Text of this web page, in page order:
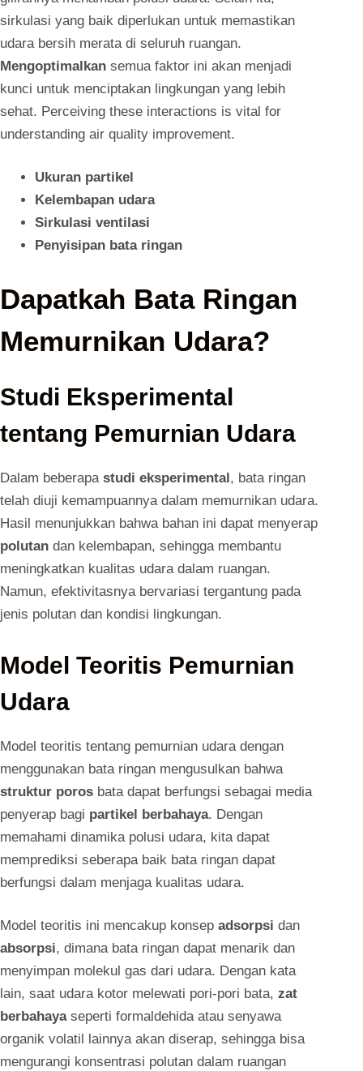
sirkulasi yang baik diperlukan untuk memastikan
udara bersih merata di seluruh ruangan.
Mengoptimalkan semua faktor ini akan menjadi
kunci untuk menciptakan lingkungan yang lebih
sehat. Perceiving these interactions is vital for
understanding air quality improvement.
Ukuran partikel
Kelembapan udara
Sirkulasi ventilasi
Penyisipan bata ringan
Dapatkah Bata Ringan
Memurnikan Udara?
Studi Eksperimental
tentang Pemurnian Udara
Dalam beberapa studi eksperimental, bata ringan
telah diuji kemampuannya dalam memurnikan udara.
Hasil menunjukkan bahwa bahan ini dapat menyerap
polutan dan kelembapan, sehingga membantu
meningkatkan kualitas udara dalam ruangan.
Namun, efektivitasnya bervariasi tergantung pada
jenis polutan dan kondisi lingkungan.
Model Teoritis Pemurnian
Udara
Model teoritis tentang pemurnian udara dengan
menggunakan bata ringan mengusulkan bahwa
struktur poros bata dapat berfungsi sebagai media
penyerap bagi partikel berbahaya. Dengan
memahami dinamika polusi udara, kita dapat
memprediksi seberapa baik bata ringan dapat
berfungsi dalam menjaga kualitas udara.
Model teoritis ini mencakup konsep adsorpsi dan
absorpsi, dimana bata ringan dapat menarik dan
menyimpan molekul gas dari udara. Dengan kata
lain, saat udara kotor melewati pori-pori bata, zat
berbahayaseperti formaldehida atau senyawa
organik volatil lainnya akan diserap, sehingga bisa
mengurangi konsentrasi polutan dalam ruangan